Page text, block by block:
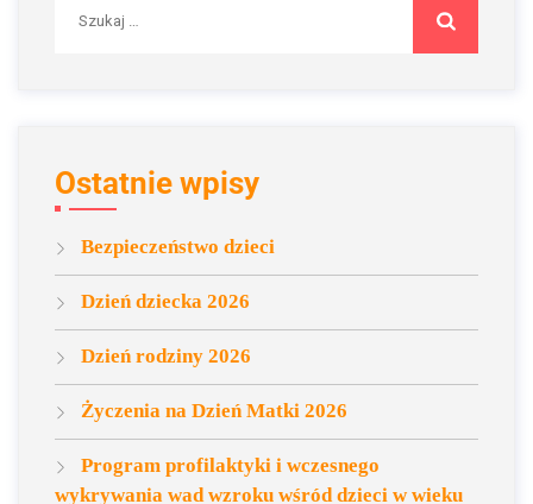
Ostatnie wpisy
Bezpieczeństwo dzieci
Dzień dziecka 2026
Dzień rodziny 2026
Życzenia na Dzień Matki 2026
Program profilaktyki i wczesnego
wykrywania wad wzroku wśród dzieci w wieku